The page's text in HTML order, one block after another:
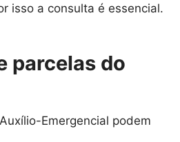
isso a consulta é essencial.
parcelas do
Emergencial podem